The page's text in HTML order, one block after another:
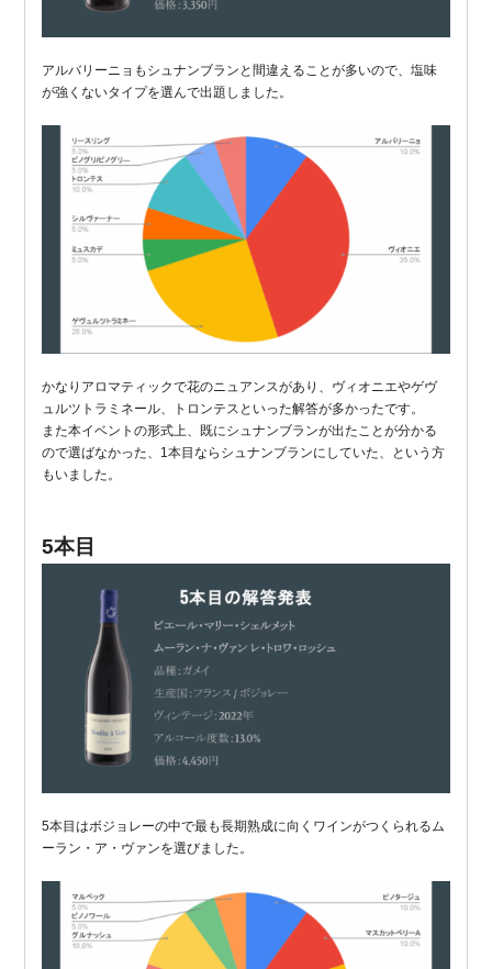
アルバリーニョもシュナンブランと間違えることが多いので、塩味
が強くないタイプを選んで出題しました。
かなりアロマティックで花のニュアンスがあり、ヴィオニエやゲヴ
ュルツトラミネール、トロンテスといった解答が多かったです。
また本イベントの形式上、既にシュナンブランが出たことが分かる
ので選ばなかった、1本目ならシュナンブランにしていた、という方
もいました。
5本目
5本目はボジョレーの中で最も長期熟成に向くワインがつくられるム
ーラン・ア・ヴァンを選びました。